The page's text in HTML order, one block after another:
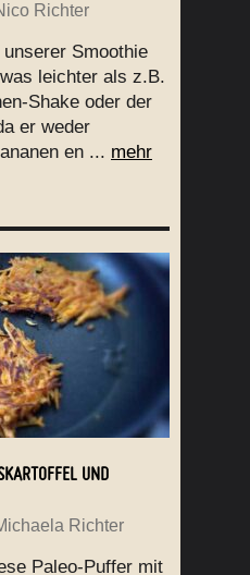
Richter
Smoothie
leichter als z.B.
Shake oder der
er weder
en ... mehr
UND K
Richter
Paleo-Puffer mit